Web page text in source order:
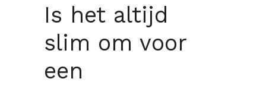
Is het altijd
slim om voor
een